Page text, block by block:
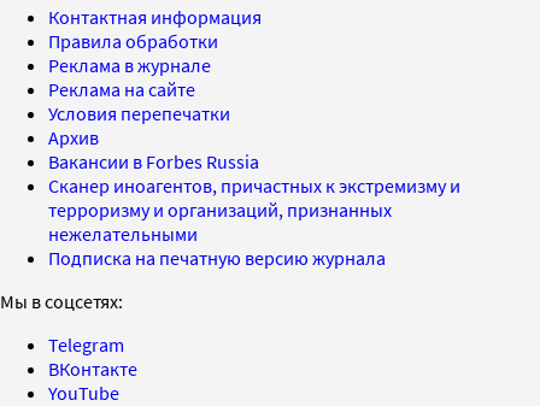
Контактная информация
Правила обработки
Реклама в журнале
Реклама на сайте
Условия перепечатки
Архив
Вакансии в Forbes Russia
Сканер иноагентов, причастных к экстремизму и
терроризму и организаций, признанных
нежелательными
Подписка на печатную версию журнала
Мы в соцсетях:
Telegram
ВКонтакте
YouTube